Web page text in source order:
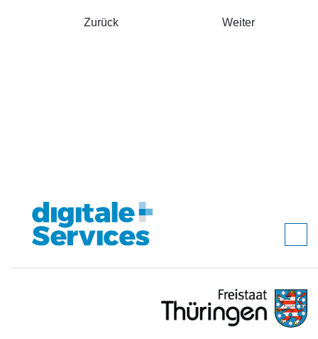
Zurück Weiter